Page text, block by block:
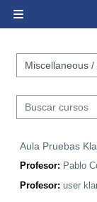
Categorías
Aula Pruebas
Profesor: Pablo
Profesor: user